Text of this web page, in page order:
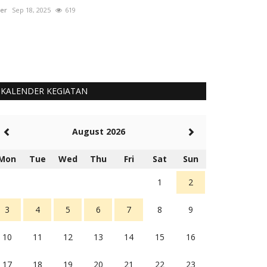
Jul 7, 2026 174
KALENDER KEGIATAN
August 2026
Tue Wed Thu Fri Sat Sun
1 2
3 4 5 6 7 8 9
10 11 12 13 14 15 16
17 18 19 20 21 22 23